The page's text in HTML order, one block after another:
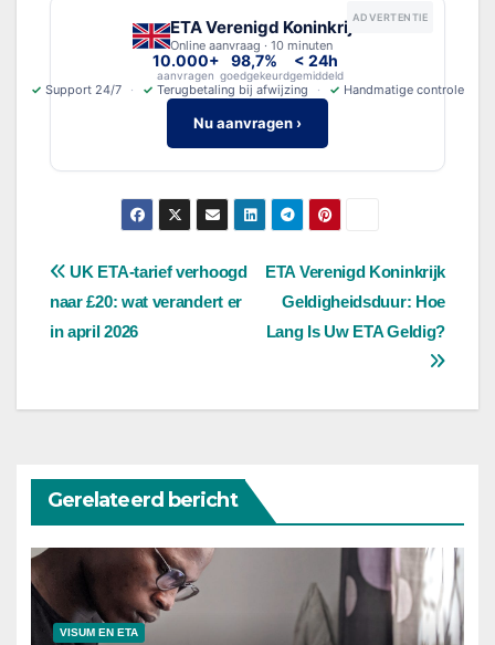
ADVERTENTIE
ETA Verenigd Koninkrijk
Online aanvraag · 10 minuten
10.000+
aanvragen
98,7%
goedgekeurd
< 24h
gemiddeld
✓ Support 24/7 ✓ Terugbetaling bij afwijzing ✓ Handmatige controle
Nu aanvragen ›
Bericht
navigatie
ETA Verenigd Koninkrijk
Geldigheidsduur: Hoe
Lang Is Uw ETA Geldig?
UK ETA-tarief verhoogd
naar £20: wat verandert er
in april 2026
Gerelateerd bericht
VISUM EN ETA